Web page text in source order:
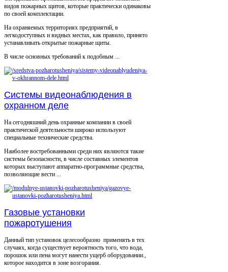
видов пожарных щитов, которые практически одинаковы
по своей комплектации.
На охраняемых территориях предприятий, в
легкодоступных и видных местах, как правило, принято
устанавливать открытые пожарные щиты.
В числе основных требований к подобным ...
Системы видеонаблюдения в
охранном деле
На сегодняшний день охранные компании в своей
практической деятельности широко используют
специальные технические средства.
Наиболее востребованными среди них являются такие
системы безопасности, в числе составных элементов
которых выступают аппаратно-программные средства,
позволяющие вести ...
Газовые установки
пожаротушения
Данный тип установок целесообразно применять в тех
случаях, когда существует вероятность того, что вода,
порошок или пена могут нанести ущерб оборудовании.,
которое находится в зоне возгорания.